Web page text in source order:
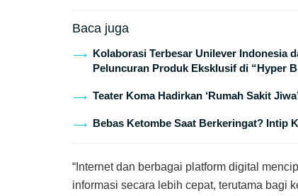
Baca juga
Kolaborasi Terbesar Unilever Indonesia
Peluncuran Produk Eksklusif di “Hyper
Teater Koma Hadirkan ‘Rumah Sakit
Bebas Ketombe Saat Berkeringat? Intip
“Internet dan berbagai platform digital
informasi secara lebih cepat, terutama bagi